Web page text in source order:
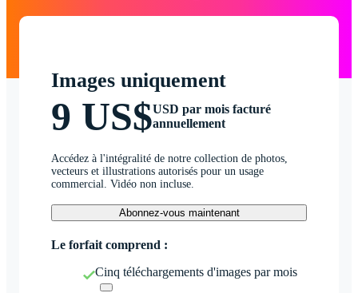
Images uniquement
9 US$USD par mois facturé
annuellement
Accédez à l'intégralité de notre collection de photos,
vecteurs et illustrations autorisés pour un usage
commercial. Vidéo non incluse.
Abonnez-vous maintenant
Le forfait comprend :
Cinq téléchargements d'images par mois